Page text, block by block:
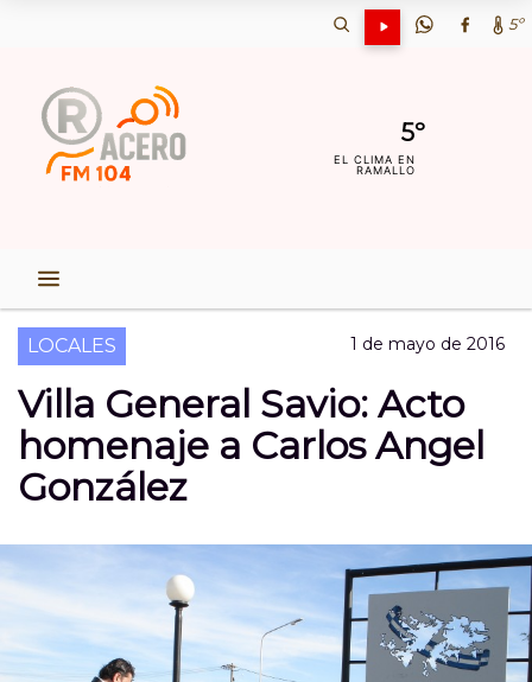
5º
5º
EL CLIMA EN
RAMALLO
LOCALES 1 de mayo de 2016
Villa General Savio: Acto
homenaje a Carlos Angel
González